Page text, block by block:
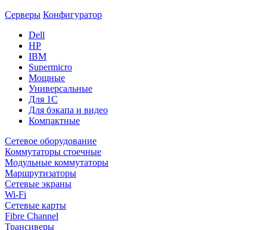
Серверы Конфигуратор
Dell
HP
IBM
Supermicro
Мощные
Универсальные
Для 1С
Для бэкапа и видео
Компактные
Сетевое оборудование
Коммутаторы стоечные
Модульные коммутаторы
Маршрутизаторы
Сетевые экраны
Wi-Fi
Сетевые карты
Fibre Channel
Трансиверы